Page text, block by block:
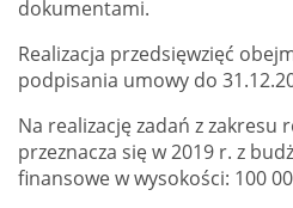
dokumentami.
Realizacja przedsięwzięć
podpisania umowy do
Na realizację zadań z zakresu
przeznacza się w 2019 r. z
finansowe w wysokości: 100